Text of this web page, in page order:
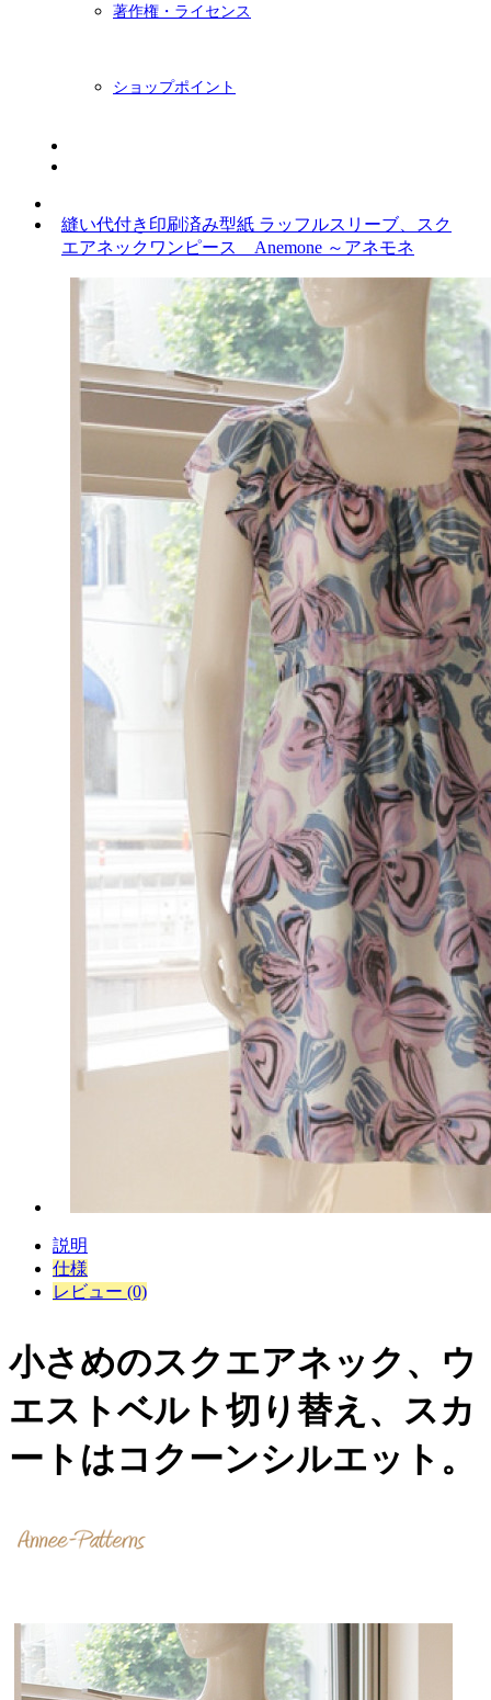
著作権・ライセンス
ショップポイント
縫い代付き印刷済み型紙 ラッフルスリーブ、スク
エアネックワンピース Anemone ～アネモネ
説明
仕様
レビュー (0)
小さめのスクエアネック、ウ
エストベルト切り替え、スカ
ートはコクーンシルエット。